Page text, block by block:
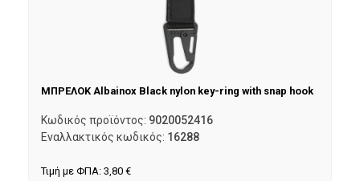
ΜΠΡΕΛΟΚ Albainox Black nylon key-ring with snap hook
Κωδικός προϊόντος: 9020052416
Εναλλακτικός κωδικός: 16288
Τιμή με ΦΠΑ: 3,80 €